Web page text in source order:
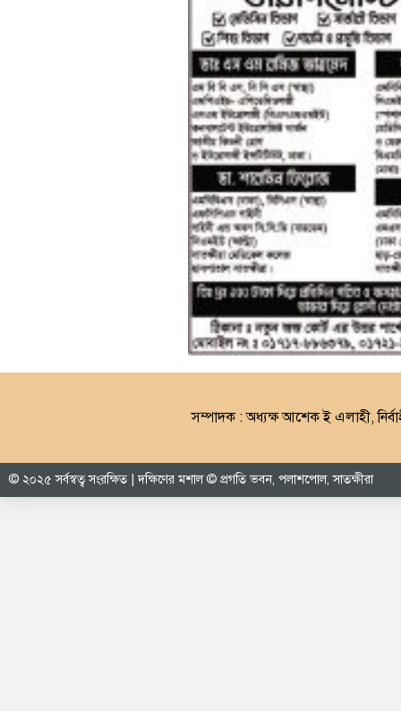
সম্পাদক : অধ্যক্ষ আশেক ই এলাহী,
© ২০২৫ সর্বস্বত্ব সংরক্ষিত | দক্ষিণের মশাল © প্রগতি ভবন, পলাশপোল, সাতক্ষীরা